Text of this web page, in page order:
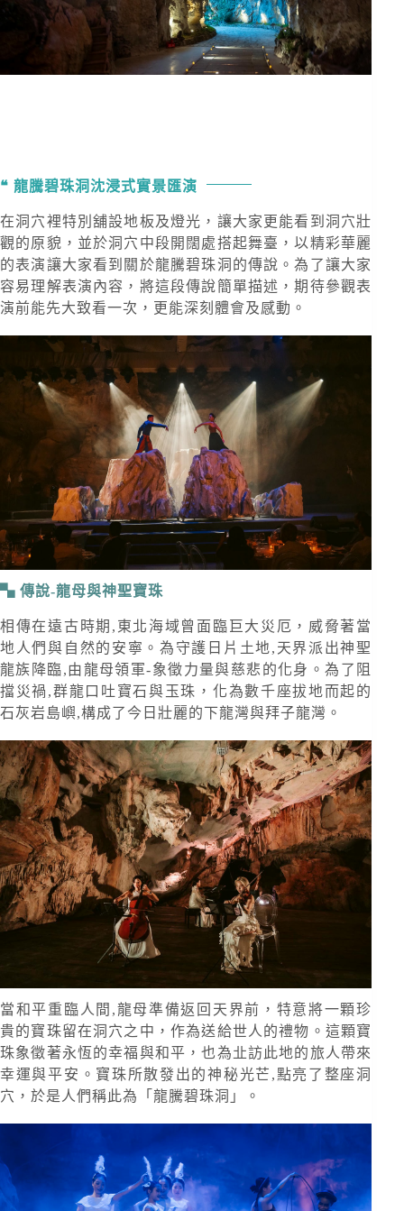
龍騰碧珠洞沈浸式實景匯演
在洞穴裡特別舖設地板及燈光，讓大家更能看到洞穴壯
觀的原貌，並於洞穴中段開闊處搭起舞臺，以精彩華麗
的表演讓大家看到關於龍騰碧珠洞的傳說。為了讓大家
容易理解表演內容，將這段傳說簡單描述，期待參觀表
演前能先大致看一次，更能深刻體會及感動。
傳說-龍母與神聖寶珠
相傳在遠古時期,東北海域曾面臨巨大災厄，威脅著當
地人們與自然的安寧。為守護日片土地,天界派出神聖
龍族降臨,由龍母領軍-象徵力量與慈悲的化身。為了阻
擋災禍,群龍口吐寶石與玉珠，化為數千座拔地而起的
石灰岩島嶼,構成了今日壯麗的下龍灣與拜子龍灣。
當和平重臨人間,龍母準備返回天界前，特意將一顆珍
貴的寶珠留在洞穴之中，作為送給世人的禮物。這顆寶
珠象徵著永恆的幸福與和平，也為㐀訪此地的旅人帶來
幸運與平安。寶珠所散發出的神秘光芒,點亮了整座洞
穴，於是人們稱此為「龍騰碧珠洞」。